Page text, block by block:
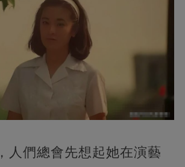
人們總會先想起她在演藝